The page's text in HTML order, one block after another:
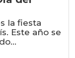
la fiesta
Este año se